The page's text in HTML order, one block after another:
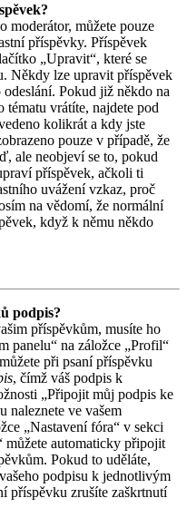
moderátor, můžete pouze
příspěvky. Příspěvek
„Upravit“, které se
Někdy lze upravit příspěvek
Pokud již někdo na
tématu vrátíte, najdete pod
kolikrát a kdy jste
pouze v případě, že
ale neobjeví se to, pokud
příspěvek, ačkoli ti
uvážení vzkaz, proč
na vědomí, že normální
když k němu někdo
podpis?
příspěvkům, musíte ho
panelu“ na záložce „Profil“
při psaní příspěvku
, čímž váš podpis k
„Připojit můj podpis ke
naleznete ve vašem
„Nastavení fóra“ v sekci
můžete automaticky připojit
Pokud to uděláte,
podpisu k jednotlivým
příspěvku zrušíte zaškrtnutí